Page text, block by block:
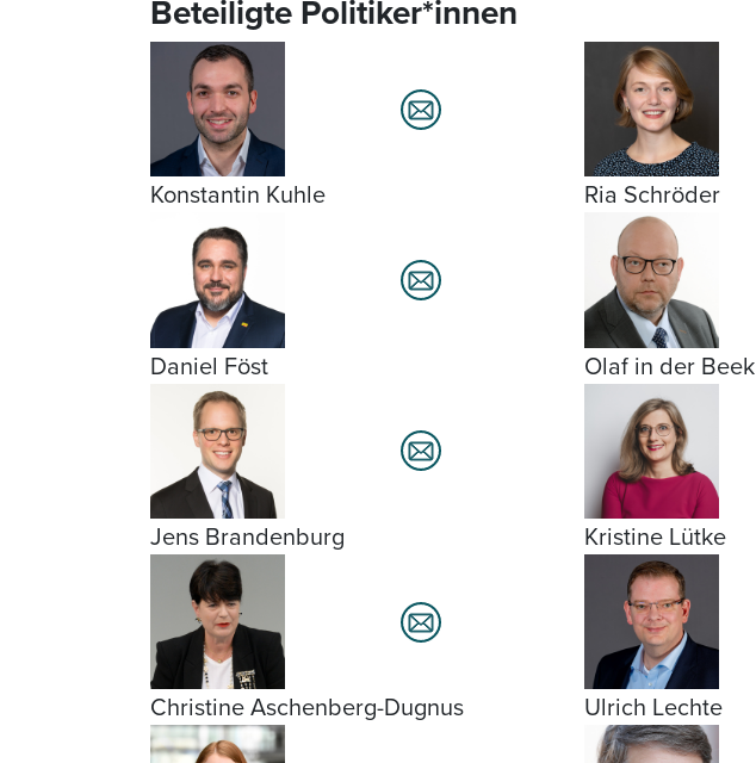
Beteiligte Politiker*innen
Konstantin Kuhle Ria Schröder
Daniel Föst Olaf in der Beek
Jens Brandenburg Kristine Lütke
Christine Aschenberg-Dugnus Ulrich Lechte